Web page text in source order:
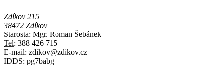
Zdíkov 215
38472 Zdíkov
Starosta: Mgr. Roman Šebánek
Tel: 388 426 715
E-mail: zdikov@zdikov.cz
IDDS: pg7babg